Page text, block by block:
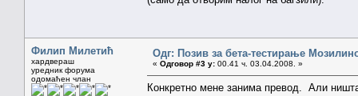
Филип Милетић
хардвераш
уредник форума
одомаћен члан
Одг: Позив за бета-тестирање
« Одговор #3 у: 00.41 ч. 03.04.2008. »
Конкретно мене занима превод. Али